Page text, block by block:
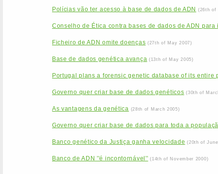
Polícias vão ter acesso à base de dados de ADN (26th of
Conselho de Ética contra bases de dados de ADN
Ficheiro de ADN omite doenças (27th of May 2007)
Base de dados genética avança (13th of May 2005)
Portugal plans a forensic genetic database of its entire
Governo quer criar base de dados genéticos (30th of
As vantagens da genética (28th of March 2005)
Governo quer criar base de dados para toda a
Banco genético da Justiça ganha velocidade (20th of
Banco de ADN ''é incontornável'' (14th of November 2000)